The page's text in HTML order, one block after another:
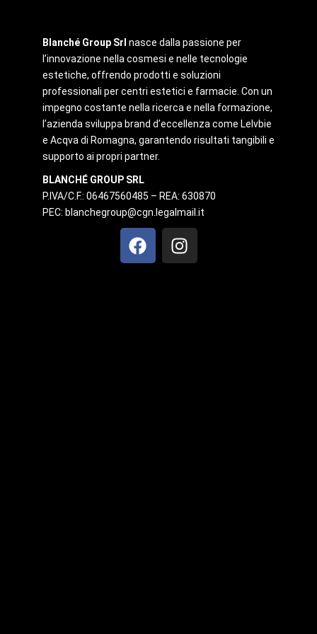
Blanché Group Srl nasce dalla passione per
l’innovazione nella cosmesi e nelle tecnologie
estetiche, offrendo prodotti e soluzioni
professionali per centri estetici e farmacie. Con un
impegno costante nella ricerca e nella formazione,
l’azienda sviluppa brand d’eccellenza come Lelvbie
e Acqva di Romagna, garantendo risultati tangibili e
supporto ai propri partner.
BLANCHÉ GROUP SRL
P.IVA/C.F.: 06467560485 – REA: 630870
PEC: blanchegroup@cgn.legalmail.it